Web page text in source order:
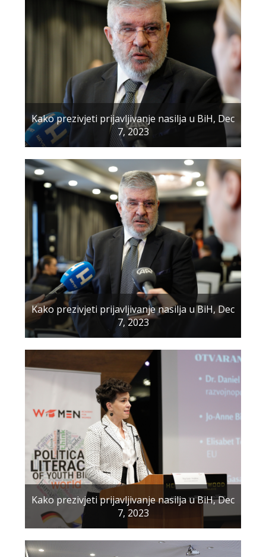
Kako prezivjeti prijavljivanje nasilja u BiH, Dec
7, 2023
Kako prezivjeti prijavljivanje nasilja u BiH, Dec
7, 2023
Kako prezivjeti prijavljivanje nasilja u BiH, Dec
7, 2023